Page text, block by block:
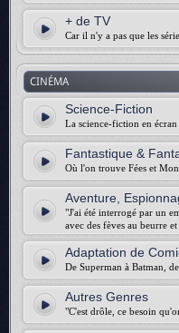
+ de TV
Car il n'y a pas que les
CINÉMA
Science-Fiction
La science-fiction en écran
Fantastique &
Où l'on trouve Fées et
Aventure,
"J'ai été interrogé par un
avec des fèves au beurre
Adaptation de
De Superman à Batman,
Autres Genres
"C'est drôle, ce besoin